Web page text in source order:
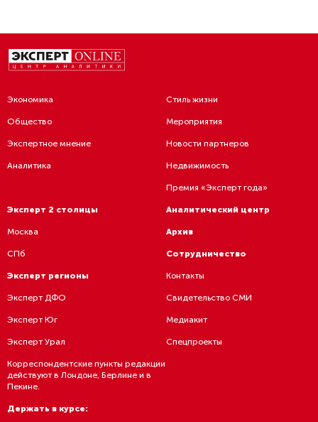
Экономика
Общество
Экспертное мнение
Аналитика
Стиль жизни
Мероприятия
Новости партнеров
Недвижимость
Премия «Эксперт года»
Эксперт 2 столицы
Москва
СПб
Эксперт регионы
Эксперт ДФО
Эксперт Юг
Эксперт Урал
Корреспондентские пункты редакции
действуют в Лондоне, Берлине и в
Пекине.
Аналитический центр
Архив
Сотрудничество
Контакты
Свидетельство СМИ
Медиакит
Спецпроекты
Держать в курсе: